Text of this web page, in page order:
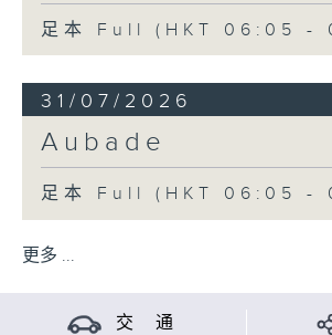
足本 Full (HKT 06:05 -
31/07/2026
Aubade
足本 Full (HKT 06:05 -
更多 ...
交 通